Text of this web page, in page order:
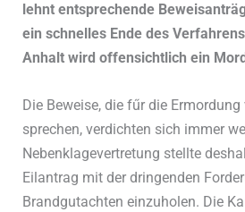
lehnt entsprechende
ein schnelles Ende des
Anhalt wird offensichtlich ein
Die Beweise, die fűr die
sprechen, verdichten sich immer
Nebenklagevertretung stellte
Eilantrag mit der dringenden
Brandgutachten einzuholen. Die